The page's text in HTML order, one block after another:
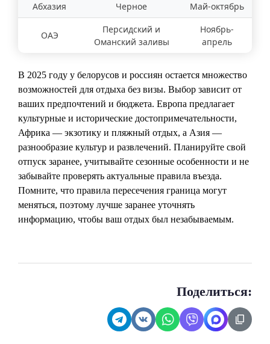
Абхазия
Черное Май-октябрь
ОАЭ
Персидский и
Оманский заливы
Ноябрь-
апрель
В 2025 году у белорусов и россиян остается множество
возможностей для отдыха без визы. Выбор зависит от
ваших предпочтений и бюджета. Европа предлагает
культурные и исторические достопримечательности,
Африка — экзотику и пляжный отдых, а Азия —
разнообразие культур и развлечений. Планируйте свой
отпуск заранее, учитывайте сезонные особенности и не
забывайте проверять актуальные правила въезда.
Помните, что правила пересечения граница могут
меняться, поэтому лучше заранее уточнять
информацию, чтобы ваш отдых был незабываемым.
Поделиться: